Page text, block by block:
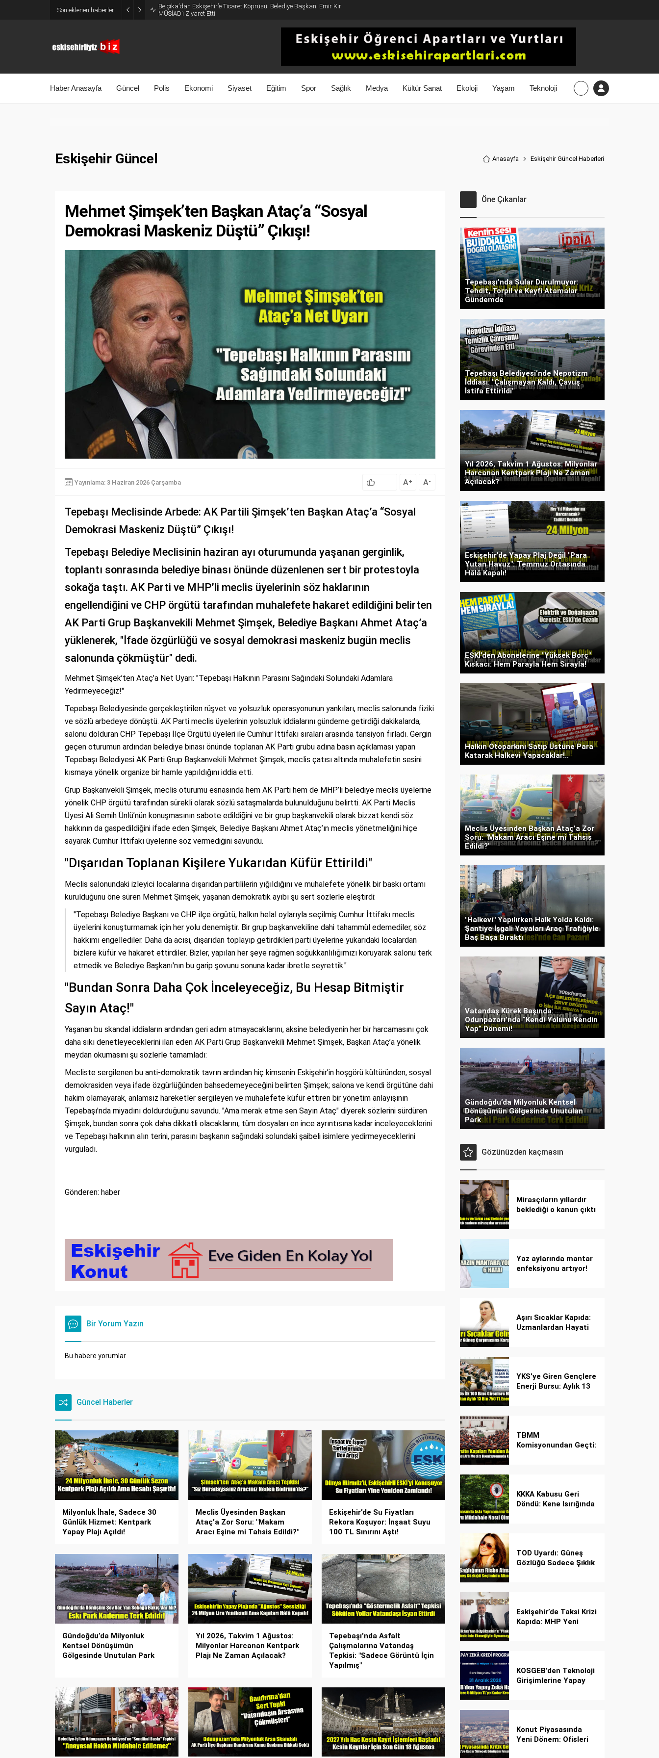
Son eklenen haberler
Belçika’dan Eskişehir’e Ticaret Köprüsü: Belediye Başkanı Emir Kır
MÜSİAD’ı Ziyaret Etti
Haber Anasayfa Güncel Polis Ekonomi Siyaset Eğitim Spor Sağlık Medya Kültür Sanat Ekoloji Yaşam Teknoloji
Eskişehir Güncel Anasayfa Eskişehir Güncel Haberleri
Mehmet Şimşek’ten Başkan Ataç’a “Sosyal
Demokrasi Maskeniz Düştü” Çıkışı!
Yayınlama: 3 Haziran 2026 Çarşamba A+ A-
Tepebaşı Meclisinde Arbede: AK Partili Şimşek’ten Başkan Ataç’a “Sosyal
Demokrasi Maskeniz Düştü” Çıkışı!
Tepebaşı Belediye Meclisinin haziran ayı oturumunda yaşanan gerginlik,
toplantı sonrasında belediye binası önünde düzenlenen sert bir protestoyla
sokağa taştı. AK Parti ve MHP’li meclis üyelerinin söz haklarının
engellendiğini ve CHP örgütü tarafından muhalefete hakaret edildiğini belirten
AK Parti Grup Başkanvekili Mehmet Şimşek, Belediye Başkanı Ahmet Ataç’a
yüklenerek, "İfade özgürlüğü ve sosyal demokrasi maskeniz bugün meclis
salonunda çökmüştür" dedi.
Mehmet Şimşek’ten Ataç’a Net Uyarı: "Tepebaşı Halkının Parasını Sağındaki Solundaki Adamlara
Yedirmeyeceğiz!"
Tepebaşı Belediyesinde gerçekleştirilen rüşvet ve yolsuzluk operasyonunun yankıları, meclis salonunda fiziki
ve sözlü arbedeye dönüştü. AK Parti meclis üyelerinin yolsuzluk iddialarını gündeme getirdiği dakikalarda,
salonu dolduran CHP Tepebaşı İlçe Örgütü üyeleri ile Cumhur İttifakı sıraları arasında tansiyon fırladı. Gergin
geçen oturumun ardından belediye binası önünde toplanan AK Parti grubu adına basın açıklaması yapan
Tepebaşı Belediyesi AK Parti Grup Başkanvekili Mehmet Şimşek, meclis çatısı altında muhalefetin sesini
kısmaya yönelik organize bir hamle yapıldığını iddia etti.
Grup Başkanvekili Şimşek, meclis oturumu esnasında hem AK Parti hem de MHP’li belediye meclis üyelerine
yönelik CHP örgütü tarafından sürekli olarak sözlü sataşmalarda bulunulduğunu belirtti. AK Parti Meclis
Üyesi Ali Semih Ünlü’nün konuşmasının sabote edildiğini ve bir grup başkanvekili olarak bizzat kendi söz
hakkının da gaspedildiğini ifade eden Şimşek, Belediye Başkanı Ahmet Ataç’ın meclis yönetmeliğini hiçe
sayarak Cumhur İttifakı üyelerine söz vermediğini savundu.
"Dışarıdan Toplanan Kişilere Yukarıdan Küfür Ettirildi"
Meclis salonundaki izleyici localarına dışarıdan partililerin yığıldığını ve muhalefete yönelik bir baskı ortamı
kurulduğunu öne süren Mehmet Şimşek, yaşanan demokratik ayıbı şu sert sözlerle eleştirdi:
"Tepebaşı Belediye Başkanı ve CHP ilçe örgütü, halkın helal oylarıyla seçilmiş Cumhur İttifakı meclis
üyelerini konuşturmamak için her yolu denemiştir. Bir grup başkanvekiline dahi tahammül edemediler, söz
hakkımı engellediler. Daha da acısı, dışarıdan toplayıp getirdikleri parti üyelerine yukarıdaki localardan
bizlere küfür ve hakaret ettirdiler. Bizler, yapılan her şeye rağmen soğukkanlılığımızı koruyarak salonu terk
etmedik ve Belediye Başkanı'nın bu garip şovunu sonuna kadar ibretle seyrettik."
"Bundan Sonra Daha Çok İnceleyeceğiz, Bu Hesap Bitmiştir
Sayın Ataç!"
Yaşanan bu skandal iddiaların ardından geri adım atmayacaklarını, aksine belediyenin her bir harcamasını çok
daha sıkı denetleyeceklerini ilan eden AK Parti Grup Başkanvekili Mehmet Şimşek, Başkan Ataç’a yönelik
meydan okumasını şu sözlerle tamamladı:
Mecliste sergilenen bu anti-demokratik tavrın ardından hiç kimsenin Eskişehir’in hoşgörü kültüründen, sosyal
demokrasiden veya ifade özgürlüğünden bahsedemeyeceğini belirten Şimşek; salona ve kendi örgütüne dahi
hakim olamayarak, anlamsız hareketler sergileyen ve muhalefete küfür ettiren bir yönetim anlayışının
Tepebaşı'nda miyadını doldurduğunu savundu. "Ama merak etme sen Sayın Ataç" diyerek sözlerini sürdüren
Şimşek, bundan sonra çok daha dikkatli olacaklarını, tüm dosyaları en ince ayrıntısına kadar inceleyeceklerini
ve Tepebaşı halkının alın terini, parasını başkanın sağındaki solundaki şaibeli isimlere yedirmeyeceklerini
vurguladı.
Gönderen: haber
Bir Yorum Yazın
Bu habere yorumlar
Güncel Haberler
Milyonluk İhale, Sadece 30
Günlük Hizmet: Kentpark
Yapay Plajı Açıldı!
Meclis Üyesinden Başkan
Ataç’a Zor Soru: "Makam
Aracı Eşine mi Tahsis Edildi?"
Eskişehir’de Su Fiyatları
Rekora Koşuyor: İnşaat Suyu
100 TL Sınırını Aştı!
Gündoğdu’da Milyonluk
Kentsel Dönüşümün
Gölgesinde Unutulan Park
Yıl 2026, Takvim 1 Ağustos:
Milyonlar Harcanan Kentpark
Plajı Ne Zaman Açılacak?
Tepebaşı’nda Asfalt
Çalışmalarına Vatandaş
Tepkisi: "Sadece Görüntü İçin
Yapılmış"
Öne Çıkanlar
Tepebaşı’nda Sular Durulmuyor:
Tehdit, Torpil ve Keyfi Atamalar
Gündemde
Tepebaşı Belediyesi’nde Nepotizm
İddiası: "Çalışmayan Kaldı, Çavuş
İstifa Ettirildi"
Yıl 2026, Takvim 1 Ağustos: Milyonlar
Harcanan Kentpark Plajı Ne Zaman
Açılacak?
Eskişehir’de Yapay Plaj Değil "Para
Yutan Havuz": Temmuz Ortasında
Hâlâ Kapalı!
ESKİ’den Abonelerine "Yüksek Borç"
Kıskacı: Hem Parayla Hem Sırayla!
Halkın Otoparkını Satıp Üstüne Para
Katarak Halkevi Yapacaklar!..
Meclis Üyesinden Başkan Ataç’a Zor
Soru: "Makam Aracı Eşine mi Tahsis
Edildi?"
"Halkevi" Yapılırken Halk Yolda Kaldı:
Şantiye İşgali Yayaları Araç Trafiğiyle
Baş Başa Bıraktı
Vatandaş Kürek Başında:
Odunpazarı’nda “Kendi Yolunu Kendin
Yap” Dönemi!
Gündoğdu’da Milyonluk Kentsel
Dönüşümün Gölgesinde Unutulan
Park
Gözünüzden kaçmasın
Mirasçıların yıllardır
beklediği o kanun çıktı
Yaz aylarında mantar
enfeksiyonu artıyor!
Aşırı Sıcaklar Kapıda:
Uzmanlardan Hayati
YKS’ye Giren Gençlere
Enerji Bursu: Aylık 13
TBMM
Komisyonundan Geçti:
KKKA Kabusu Geri
Döndü: Kene Isırığında
TOD Uyardı: Güneş
Gözlüğü Sadece Şıklık
Eskişehir’de Taksi Krizi
Kapıda: MHP Yeni
KOSGEB’den Teknoloji
Girişimlerine Yapay
Konut Piyasasında
Yeni Dönem: Ofisleri